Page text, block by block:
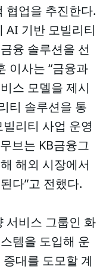
협업을 추진한다.
AI 기반 모빌리티
융 솔루션을 선
이사는 “금융과
스 모델을 제시
티 솔루션을 통
리티 사업 운영
브는 KB금융그
해외 시장에서
다”고 전했다.
서비스 그룹인 화
템을 도입해 운
대를 도모할 계